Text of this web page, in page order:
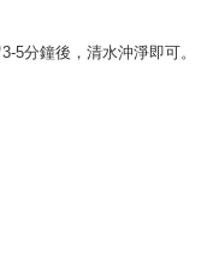
5分鐘後，清水沖淨即可。